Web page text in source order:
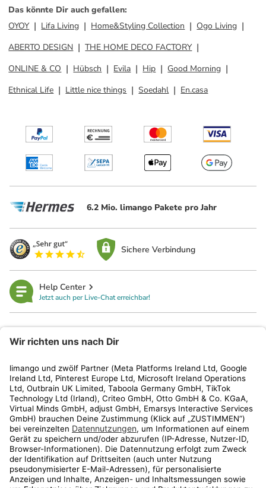
Das könnte Dir auch gefallen:
OYOY
Lifa Living Home&Styling Collection
Ogo Living
ABERTO DESIGN
THE HOME DECO FACTORY
ONLINE & CO
Hübsch Evila Hip
Good Morning
Ethnical Life
Little nice things Soedahl En.casa
6.2 Mio. limango Pakete pro Jahr
Sichere Verbindung
Help Center
Jetzt auch per Live-Chat erreichbar!
Kundenservice
Shop
Aktionen
Travel